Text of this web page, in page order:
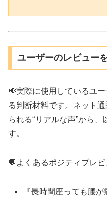
ユーザーのレビュー
📢実際に使用しているユ
る判断材料です。ネット
られる“リアルな声”から
す。
💬よくあるポジティブレビ
『長時間座っても腰が